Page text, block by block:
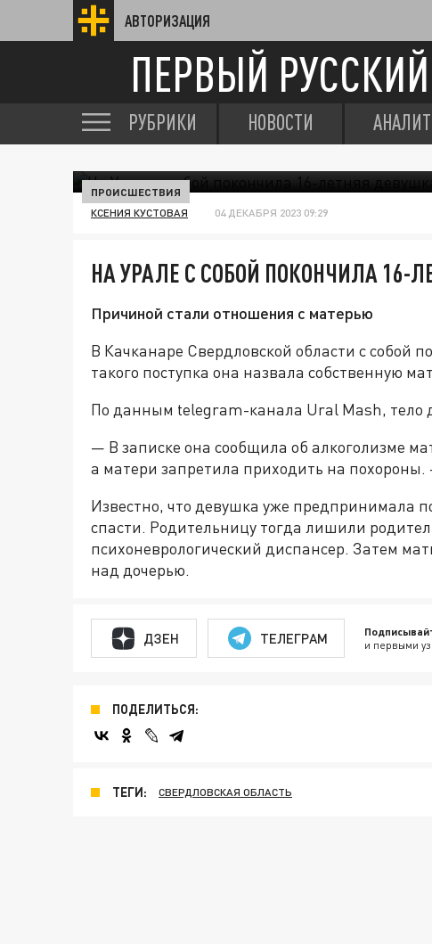
АВТОРИЗАЦИЯ
ПЕРВЫЙ РУССКИЙ
РУБРИКИ НОВОСТИ
ПРОИСШЕСТВИЯ
КСЕНИЯ КУСТОВАЯ 04 ДЕКАБРЯ 2023 09:29
НА УРАЛЕ С СОБОЙ ПОКОНЧИЛА 16-
Причиной стали отношения с матерью
В Качканаре Свердловской области с собой
такого поступка она назвала собственную
По данным telegram-канала Ural Mash, тело
— В записке она сообщила об алкоголизме
а матери запретила приходить на
Известно, что девушка уже предпринимала
спасти. Родительницу тогда лишили
психоневрологический диспансер. Затем
над дочерью.
ДЗЕН ТЕЛЕГРАМ и первыми
ПОДЕЛИТЬСЯ:
ТЕГИ: СВЕРДЛОВСКАЯ ОБЛАСТЬ